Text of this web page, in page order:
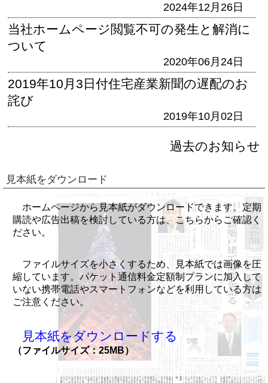
2024年12月26日
当社ホームページ閲覧不可の発生と解消に
ついて
2020年06月24日
2019年10月3日付住宅産業新聞の遅配のお
詫び
2019年10月02日
過去のお知らせ
見本紙をダウンロード
ホームページから見本紙がダウンロードできます。定期
購読や広告出稿を検討している方は、こちらからご確認く
ださい。
ファイルサイズを小さくするため、見本紙では画像を圧
縮しています。パケット通信料金定額制プランに加入して
いない携帯電話やスマートフォンなどを利用している方は
ご注意ください。
見本紙をダウンロードする
（ファイルサイズ：25MB）